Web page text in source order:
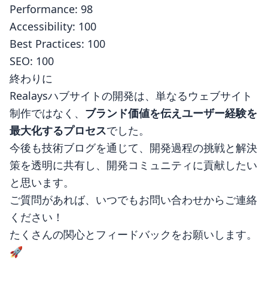
Performance: 98
Accessibility: 100
Best Practices: 100
SEO: 100
終わりに
Realaysハブサイトの開発は、単なるウェブサイト
制作ではなく、 ブランド価値を伝えユーザー経験を
最大化するプロセスでした。
今後も技術ブログを通じて、開発過程の挑戦と解決
策を透明に共有し、開発コミュニティに貢献したい
と思います。
ご質問があれば、いつでもお問い合わせからご連絡
ください！
たくさんの関心とフィードバックをお願いします。
🚀